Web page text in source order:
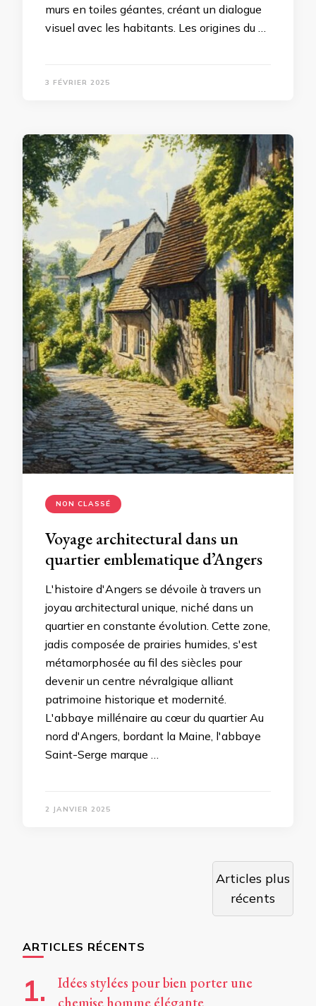
murs en toiles géantes, créant un dialogue
visuel avec les habitants. Les origines du …
3 FÉVRIER 2025
NON CLASSÉ
Voyage architectural dans un
quartier emblematique d’Angers
L'histoire d'Angers se dévoile à travers un
joyau architectural unique, niché dans un
quartier en constante évolution. Cette zone,
jadis composée de prairies humides, s'est
métamorphosée au fil des siècles pour
devenir un centre névralgique alliant
patrimoine historique et modernité.
L'abbaye millénaire au cœur du quartier Au
nord d'Angers, bordant la Maine, l'abbaye
Saint-Serge marque …
2 JANVIER 2025
Articles plus
récents
ARTICLES RÉCENTS
Idées stylées pour bien porter une